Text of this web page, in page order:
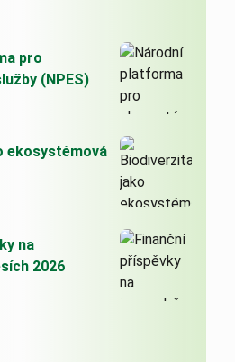
pro
(NPES)
ekosystémová
na
2026